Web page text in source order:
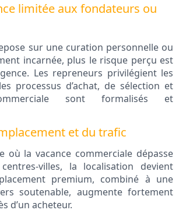
limitée aux fondateurs ou
sur une curation personnelle ou
incarnée, plus le risque perçu est
Les repreneurs privilégient les
processus d’achat, de sélection et
sont formalisés et
et du trafic
où la vacance commerciale dépasse
villes, la localisation devient
premium, combiné à une
soutenable, augmente fortement
d’un acheteur.